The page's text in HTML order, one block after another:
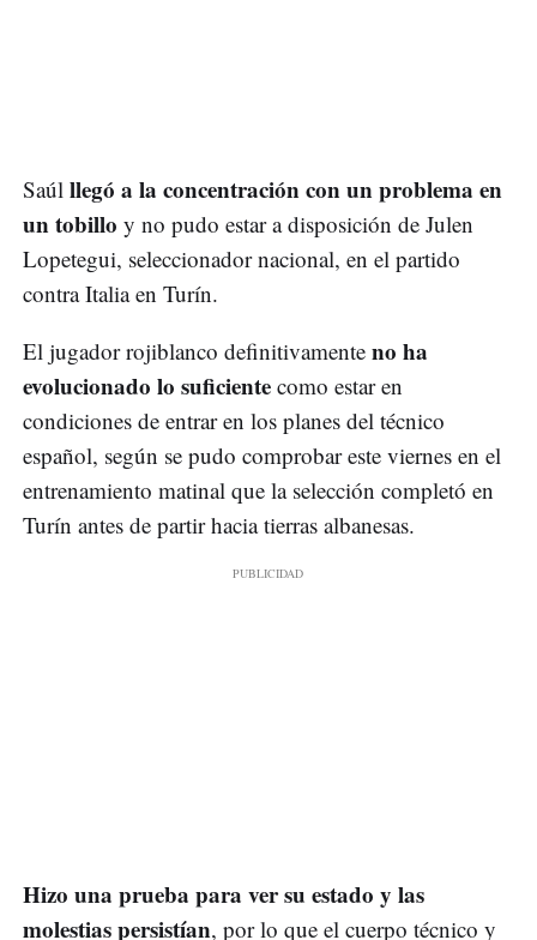
Saúl llegó a la concentración con un problema en
un tobillo y no pudo estar a disposición de Julen
Lopetegui, seleccionador nacional, en el partido
contra Italia en Turín.
El jugador rojiblanco definitivamente no ha
evolucionado lo suficiente como estar en
condiciones de entrar en los planes del técnico
español, según se pudo comprobar este viernes en el
entrenamiento matinal que la selección completó en
Turín antes de partir hacia tierras albanesas.
Hizo una prueba para ver su estado y las
molestias persistían, por lo que el cuerpo técnico y